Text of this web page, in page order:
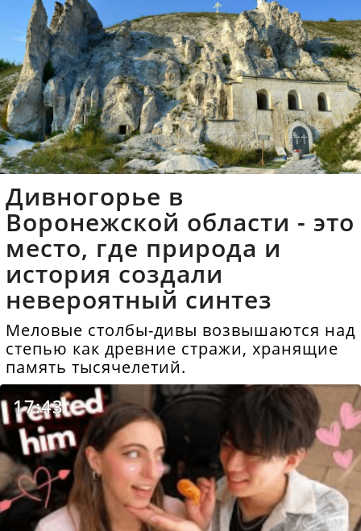
Дивногорье в
Воронежской области - это
место, где природа и
история создали
невероятный синтез
Меловые столбы-дивы возвышаются над
степью как древние стражи, хранящие
память тысячелетий.
17:43